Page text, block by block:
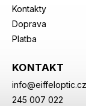
Kontakty
Doprava
Platba
KONTAKT
info@eiffeloptic.cz
245 007 022